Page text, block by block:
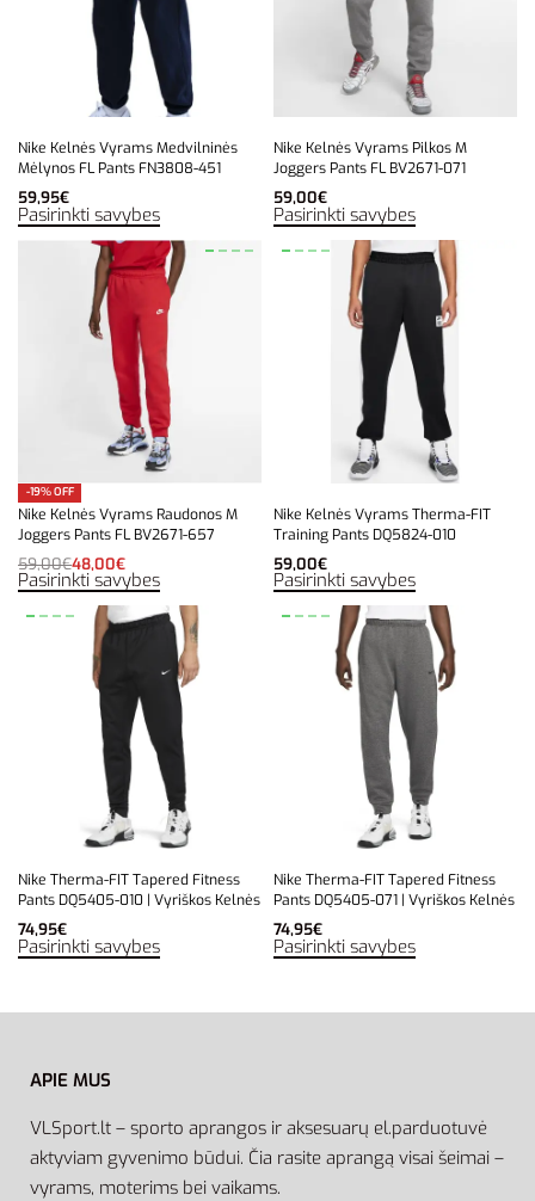
Nike Kelnės Vyrams Medvilninės
Mėlynos FL Pants FN3808-451
59,95€
Pasirinkti savybes
Nike Kelnės Vyrams Pilkos M
Joggers Pants FL BV2671-071
59,00€
Pasirinkti savybes
-19% OFF
Nike Kelnės Vyrams Raudonos M
Joggers Pants FL BV2671-657
59,00€48,00€
Pasirinkti savybes
Nike Kelnės Vyrams Therma-FIT
Training Pants DQ5824-010
59,00€
Pasirinkti savybes
Nike Therma-FIT Tapered Fitness
Pants DQ5405-010 | Vyriškos Kelnės
74,95€
Pasirinkti savybes
Nike Therma-FIT Tapered Fitness
Pants DQ5405-071 | Vyriškos Kelnės
74,95€
Pasirinkti savybes
APIE MUS
VLSport.lt – sporto aprangos ir aksesuarų el.parduotuvė
aktyviam gyvenimo būdui. Čia rasite aprangą visai šeimai –
vyrams, moterims bei vaikams.